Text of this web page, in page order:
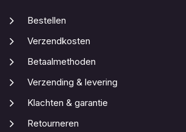
Bestellen
Verzendkosten
Betaalmethoden
Verzending & levering
Klachten & garantie
Retourneren